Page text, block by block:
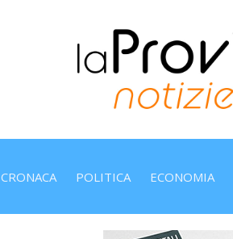
CRONACA POLITICA ECONOMIA